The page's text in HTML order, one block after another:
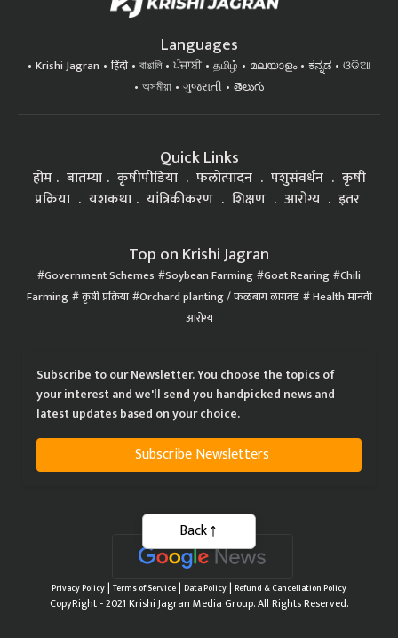
Languages
Krishi Jagran हिंदी বাঙালি ਪੰਜਾਬੀ தமிழ் മലയാളം ಕನ್ನಡ
ଓଡିଆ
অসমীয়া
ગુજરાતી తెలుగు
Quick Links
होम बातम्या कृषीपीडिया फलोत्पादन पशुसंवर्धन
कृषी
प्रक्रिया
यशकथा यांत्रिकीकरण शिक्षण आरोग्य इतर
Top on Krishi Jagran
Government Schemes Soybean Farming Goat Rearing Chili
Farming कृषी प्रक्रिया Orchard planting / फळबाग लागवड Health मानवी
आरोग्य
Subscribe to our Newsletter. You choose the topics of
your interest and we'll send you handpicked news and
latest updates based on your choice.
Subscribe Newsletters
Privacy Policy| Terms of Service| Data Policy| Refund & Cancellation Policy
CopyRight - 2021 Krishi Jagran Media Group. All Rights Reserved.
Back